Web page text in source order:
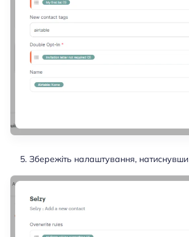
Збережіть налаштування, натиснувши